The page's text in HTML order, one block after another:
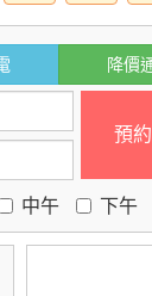
降價
預
中午 下午